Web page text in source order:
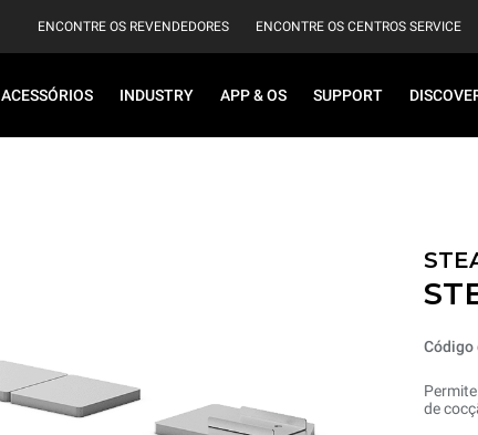
ENCONTRE OS REVENDEDORES ENCONTRE OS CENTROS SERVICE
ACESSÓRIOS INDUSTRY APP & OS SUPPORT
Código
de